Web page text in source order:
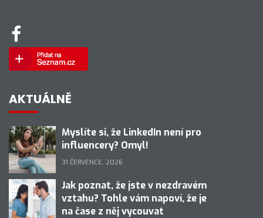
AKTUÁLNĚ
Myslíte si, že LinkedIn není pro
influencery? Omyl!
31 ČERVENCE, 2026
Jak poznat, že jste v nezdravém
vztahu? Tohle vám napoví, že je
na čase z něj vycouvat